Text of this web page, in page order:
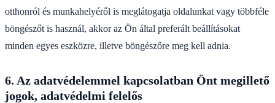
otthonról és munkahelyéről is meglátogatja oldalunkat vagy többféle
böngészőt is használ, akkor az Ön által preferált beállításokat
minden egyes eszközre, illetve böngészőre meg kell adnia.
6. Az adatvédelemmel kapcsolatban Önt megillető
jogok, adatvédelmi felelős